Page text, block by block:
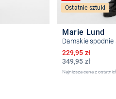
Ostatnie sztuki
Marie Lund
Damskie
349,95 zł
Obniżona cena
229,95 zł
Najniższa cena z